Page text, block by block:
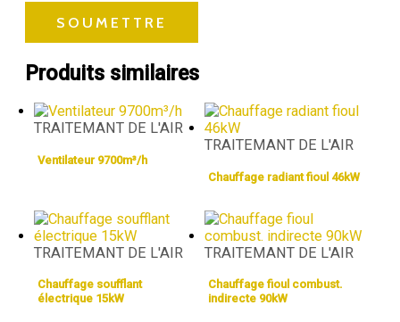
Produits similaires
TRAITEMANT DE L'AIR
Ventilateur 9700m³/h
TRAITEMANT DE L'AIR
Chauffage radiant fioul 46kW
TRAITEMANT DE L'AIR
Chauffage soufflant
électrique 15kW
TRAITEMANT DE L'AIR
Chauffage fioul combust.
indirecte 90kW